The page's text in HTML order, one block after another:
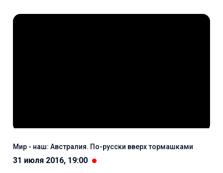
Мир - наш: Австралия. По-русски вверх тормашками
31 июля 2016, 19:00